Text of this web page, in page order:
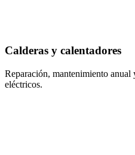
Calderas y calentadores
Reparación, mantenimiento anual
eléctricos.